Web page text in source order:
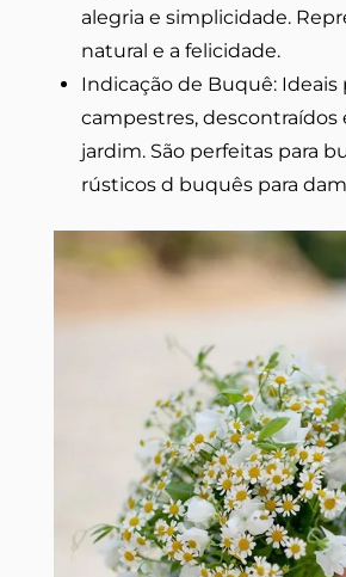
alegria e simplicidade.
natural e a felicidade.
Indicação de Buquê: Ideais
campestres, descontraídos
jardim. São perfeitas para
rústicos d buquês para